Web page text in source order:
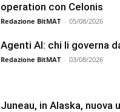
operation con Celonis
Redazione BitMAT - 05/08/2026
Agenti AI: chi li governa
Redazione BitMAT - 03/08/2026
Juneau, in Alaska, nuova